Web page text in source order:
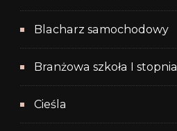
Blacharz samochodowy
Branżowa szkoła I stopnia
Cieśla